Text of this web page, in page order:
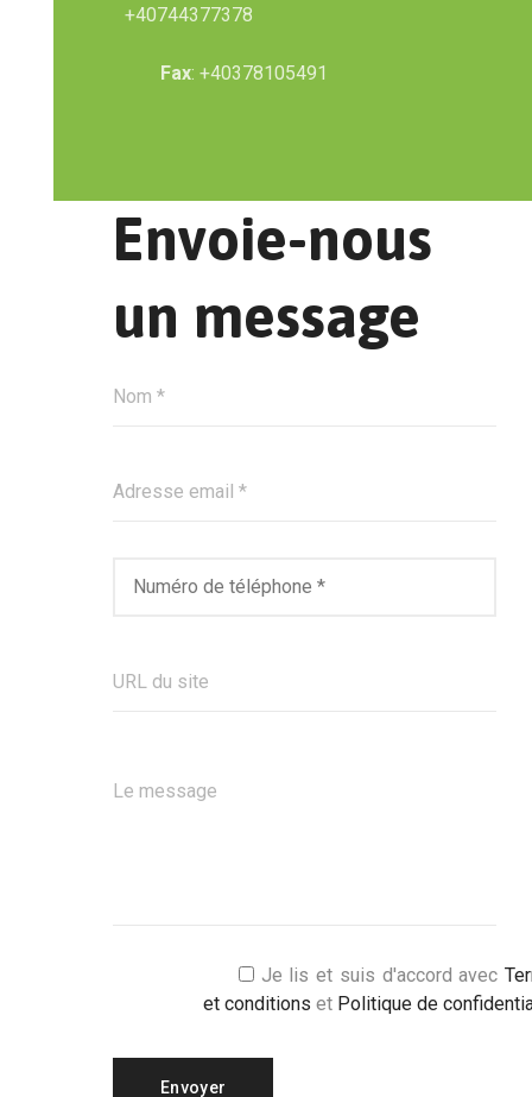
+40744377378
Fax: +40378105491
Envoie-nous
un message
Je lis et suis d'accord avec
et conditions et Politique de